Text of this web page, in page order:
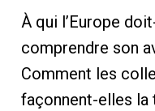
À qui l’Europe
comprendre son
Comment les
façonnent-elles la